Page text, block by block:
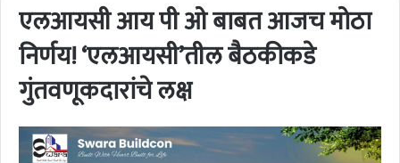
एलआयसी आय पी ओ बाबत आजच मोठा
निर्णय! ‘एलआयसी’तील बैठकीकडे
गुंतवणूकदारांचे लक्ष